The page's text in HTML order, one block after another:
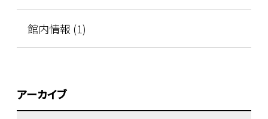
館内情報 (1)
アーカイブ